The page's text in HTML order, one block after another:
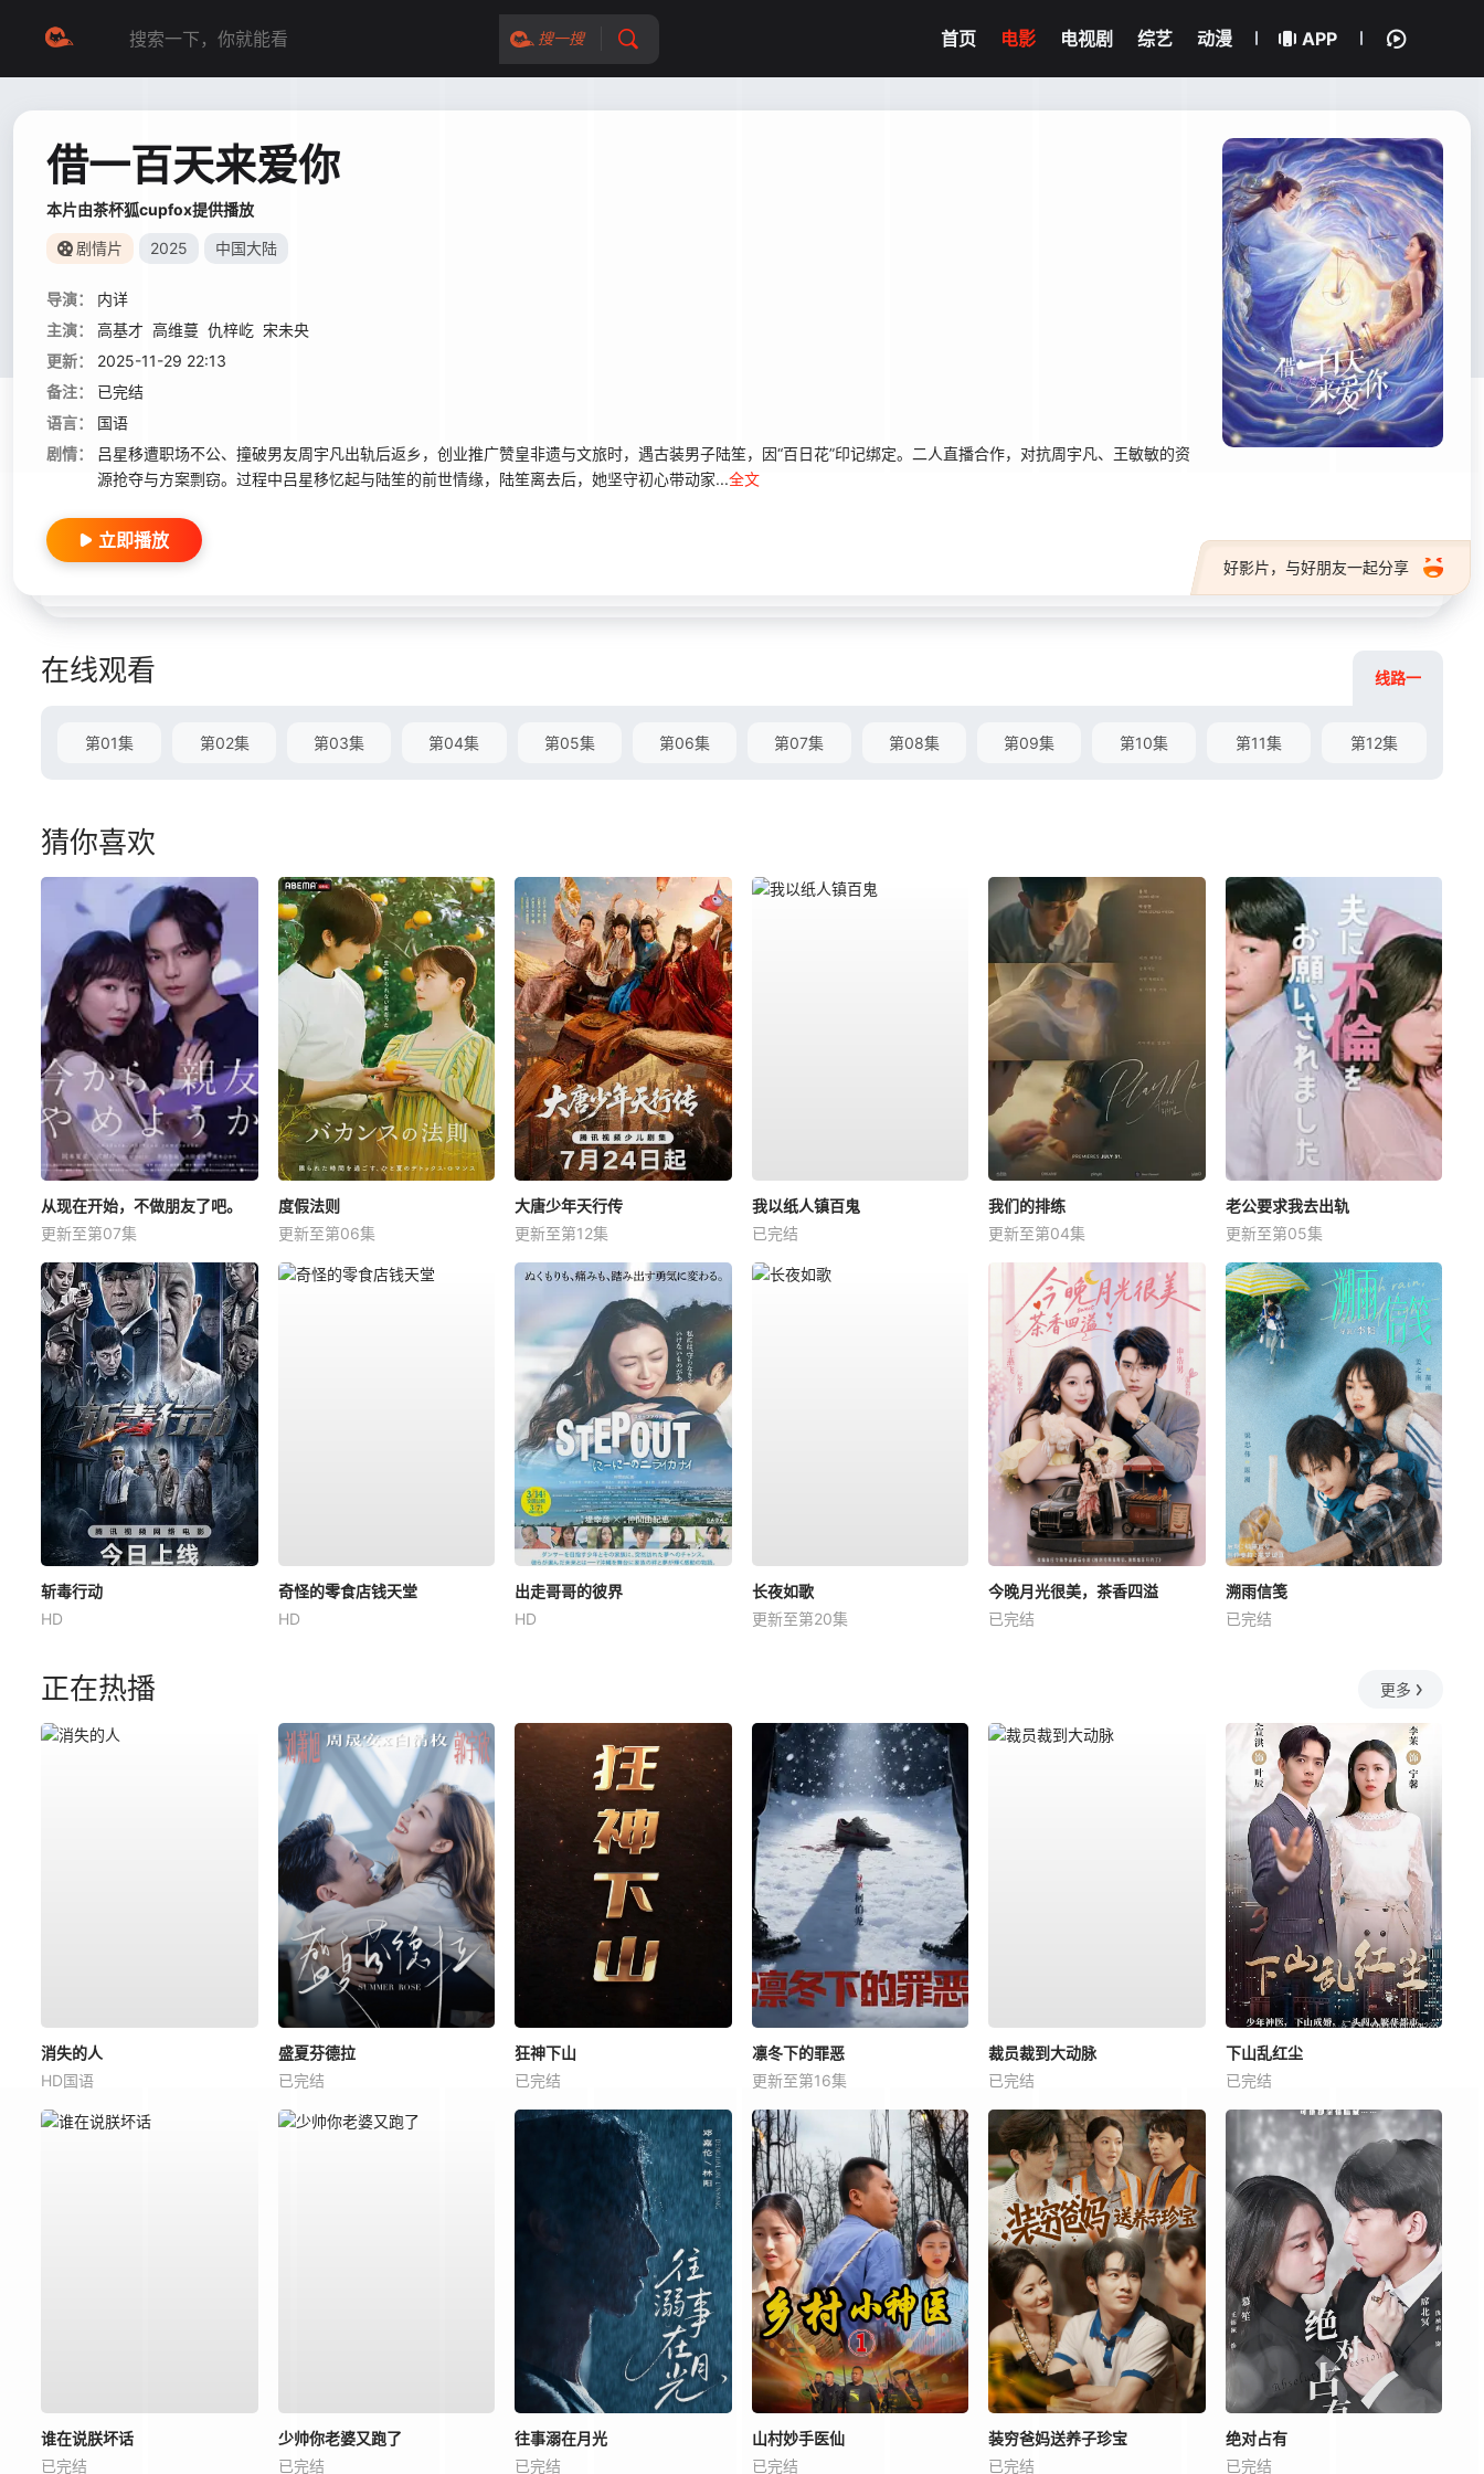
搜一搜 首页 电影 电视剧 综艺 动漫 APP
借一百天来爱你
本片由茶杯狐cupfox提供播放
剧情片 2025 中国大陆
导演：
内详
主演：
高基才 高维蔓 仇梓屹 宋未央
更新：
2025-11-29 22:13
备注：
已完结
语言：
国语
剧情：
吕星移遭职场不公、撞破男友周宇凡出轨后返乡，创业推广赞皇非遗与文旅时，遇古装男子陆笙，因“百日花”印记绑定。二人直播合作，对抗周宇凡、王敏敏的资
源抢夺与方案剽窃。过程中吕星移忆起与陆笙的前世情缘，陆笙离去后，她坚守初心带动家...全文
好影片，与好朋友一起分享
立即播放
在线观看 线路一
第01集 第02集 第03集 第04集 第05集 第06集 第07集 第08集 第09集 第10集 第11集 第12集
猜你喜欢
从现在开始，不做朋友了吧。
更新至第07集
度假法则
更新至第06集
大唐少年天行传
更新至第12集
我以纸人镇百鬼
已完结
我们的排练
更新至第04集
老公要求我去出轨
更新至第05集
斩毒行动
HD
奇怪的零食店钱天堂
HD
出走哥哥的彼界
HD
长夜如歌
更新至第20集
今晚月光很美，茶香四溢
已完结
溯雨信笺
已完结
正在热播 更多
消失的人
HD国语
盛夏芬德拉
已完结
狂神下山
已完结
凛冬下的罪恶
更新至第16集
裁员裁到大动脉
已完结
下山乱红尘
已完结
谁在说朕坏话
已完结
少帅你老婆又跑了
已完结
往事溺在月光
已完结
山村妙手医仙
已完结
装穷爸妈送养子珍宝
已完结
绝对占有
已完结